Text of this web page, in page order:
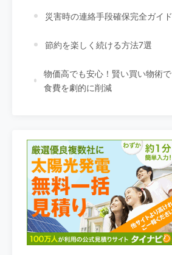
災害時の連絡手段確保完全ガイド
節約を楽しく続ける方法7選
物価高でも安心！賢い買い物術で
食費を劇的に削減